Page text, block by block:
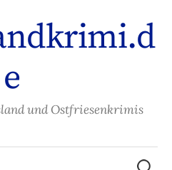
e
und Ostfriesenkrimis
Suchen
nach: